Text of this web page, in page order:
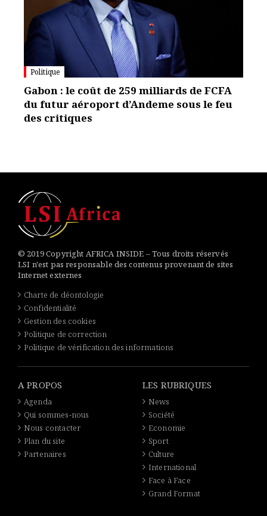
Politique
Gabon : le coût de 259 milliards de FCFA
du futur aéroport d’Andeme sous le feu
des critiques
© 2019 Copyright AFRICA INSIDE – Tous droits réservés
LSI n'est pas responsable des contenus provenant de sites
Internet externes
Charte de déontologie
Confidentialité
Gestion des cookies
Politique de correction
Politique de vérification des informations
A PROPOS
Agenda
Qui sommes-nous
Nous contacter
Plan du site
Partenaires
LES RUBRIQUES
News
Société
Economie
Sport
Culture
International
Face à Face
Grand Format